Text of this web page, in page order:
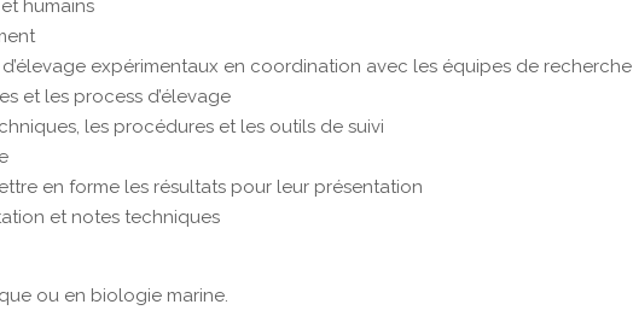
humains
expérimentaux en coordination avec les équipes de recherche
et les process d’élevage
les procédures et les outils de suivi
en forme les résultats pour leur présentation
et notes techniques
ou en biologie marine.